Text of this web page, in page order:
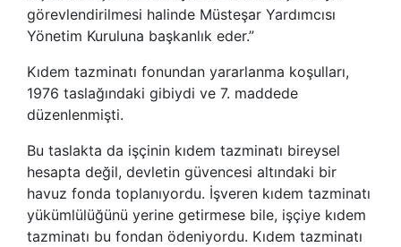
görevlendirilmesi halinde Müsteşar Yardımcısı
Yönetim Kuruluna başkanlık eder.”
Kıdem tazminatı fonundan yararlanma koşulları,
1976 taslağındaki gibiydi ve 7. maddede
düzenlenmişti.
Bu taslakta da işçinin kıdem tazminatı bireysel
hesapta değil, devletin güvencesi altındaki bir
havuz fonda toplanıyordu. İşveren kıdem tazminatı
yükümlülüğünü yerine getirmese bile, işçiye kıdem
tazminatı bu fondan ödeniyordu. Kıdem tazminatı